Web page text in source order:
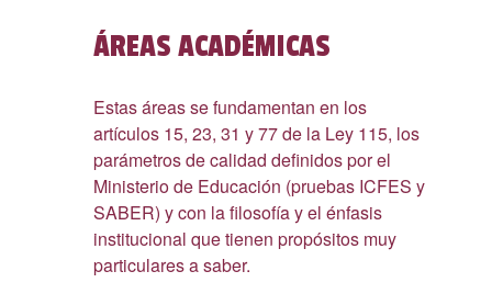
ÁREAS ACADÉMICAS
Estas áreas se fundamentan en los
artículos 15, 23, 31 y 77 de la Ley 115, los
parámetros de calidad definidos por el
Ministerio de Educación (pruebas ICFES y
SABER) y con la filosofía y el énfasis
institucional que tienen propósitos muy
particulares a saber.